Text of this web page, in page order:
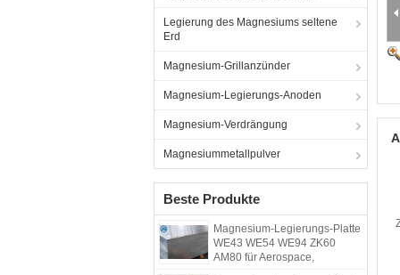
Legierung des Magnesiums seltene
Erd
Magnesium-Grillanzünder
Magnesium-Legierungs-Anoden
Magnesium-Verdrängung
Magnesiummetallpulver
Beste Produkte
Magnesium-Legierungs-Platte
WE43 WE54 WE94 ZK60
AM80 für Aerospace,